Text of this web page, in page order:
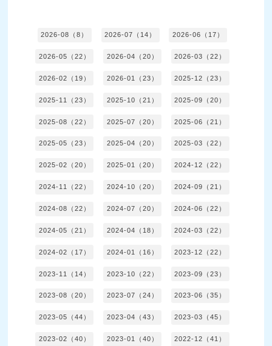
2026-08（8） 2026-07（14） 2026-06（17）
2026-05（22） 2026-04（20） 2026-03（22）
2026-02（19） 2026-01（23） 2025-12（23）
2025-11（23） 2025-10（21） 2025-09（20）
2025-08（22） 2025-07（20） 2025-06（21）
2025-05（23） 2025-04（20） 2025-03（22）
2025-02（20） 2025-01（20） 2024-12（22）
2024-11（22） 2024-10（20） 2024-09（21）
2024-08（22） 2024-07（20） 2024-06（22）
2024-05（21） 2024-04（18） 2024-03（22）
2024-02（17） 2024-01（16） 2023-12（22）
2023-11（14） 2023-10（22） 2023-09（23）
2023-08（20） 2023-07（24） 2023-06（35）
2023-05（44） 2023-04（43） 2023-03（45）
2023-02（40） 2023-01（40） 2022-12（41）